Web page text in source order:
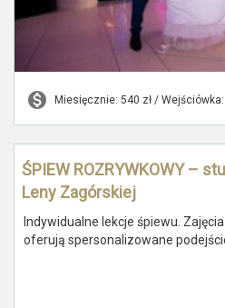
Miesięcznie: 540 zł / Wejściówka:
ŚPIEW ROZRYWKOWY –
Leny Zagórskiej
Indywidualne lekcje śpiewu.
oferują spersonalizowane